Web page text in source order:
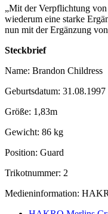
„Mit der Verpflichtung
wiederum eine starke
nun mit der Ergänzung
Steckbrief
Name: Brandon Childress
Geburtsdatum: 31.08.1997
Größe: 1,83m
Gewicht: 86 kg
Position: Guard
Trikotnummer: 2
Medieninformation: